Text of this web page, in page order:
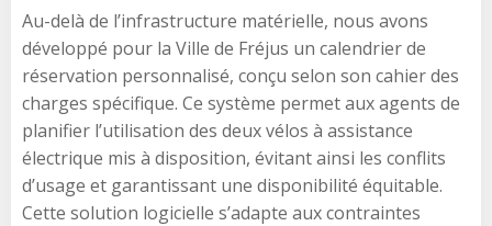
Au-delà de l’infrastructure matérielle, nous avons
développé pour la Ville de Fréjus un calendrier de
réservation personnalisé, conçu selon son cahier des
charges spécifique. Ce système permet aux agents de
planifier l’utilisation des deux vélos à assistance
électrique mis à disposition, évitant ainsi les conflits
d’usage et garantissant une disponibilité équitable.
Cette solution logicielle s’adapte aux contraintes